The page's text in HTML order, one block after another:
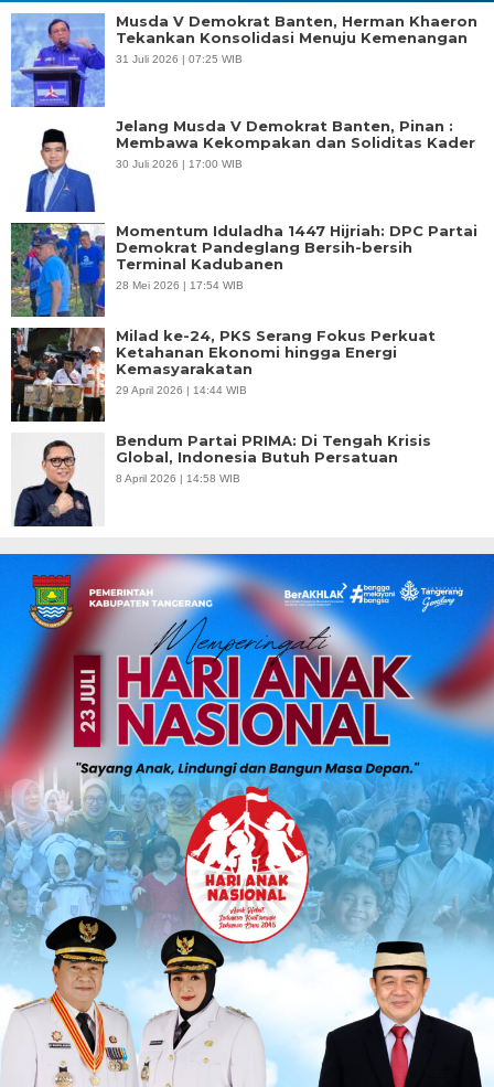
Musda V Demokrat Banten, Herman Khaeron
Tekankan Konsolidasi Menuju Kemenangan
31 Juli 2026 | 07:25 WIB
Jelang Musda V Demokrat Banten, Pinan :
Membawa Kekompakan dan Soliditas Kader
30 Juli 2026 | 17:00 WIB
Momentum Iduladha 1447 Hijriah: DPC Partai
Demokrat Pandeglang Bersih-bersih
Terminal Kadubanen
28 Mei 2026 | 17:54 WIB
Milad ke-24, PKS Serang Fokus Perkuat
Ketahanan Ekonomi hingga Energi
Kemasyarakatan
29 April 2026 | 14:44 WIB
Bendum Partai PRIMA: Di Tengah Krisis
Global, Indonesia Butuh Persatuan
8 April 2026 | 14:58 WIB